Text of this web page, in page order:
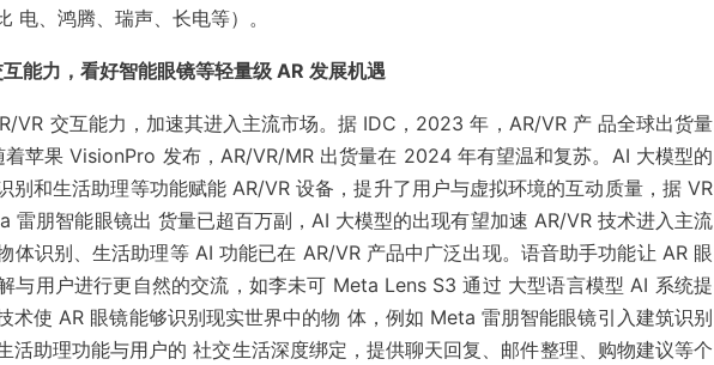
电、鸿腾、瑞声、长电等）。
能力，看好智能眼镜等轻量级 AR 发展机遇
VR 交互能力，加速其进入主流市场。据 IDC，2023 年，AR/VR 产 品全球出货量
苹果 VisionPro 发布，AR/VR/MR 出货量在 2024 年有望温和复苏。AI 大模型的
别和生活助理等功能赋能 AR/VR 设备，提升了用户与虚拟环境的互动质量，据 VR
朋智能眼镜出 货量已超百万副，AI 大模型的出现有望加速 AR/VR 技术进入主流
体识别、生活助理等 AI 功能已在 AR/VR 产品中广泛出现。语音助手功能让 AR 眼
与用户进行更自然的交流，如李未可 Meta Lens S3 通过 大型语言模型 AI 系统提
术使 AR 眼镜能够识别现实世界中的物 体，例如 Meta 雷朋智能眼镜引入建筑识别
活助理功能与用户的 社交生活深度绑定，提供聊天回复、邮件整理、购物建议等个